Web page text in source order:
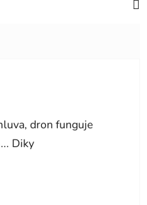
dron funguje
Diky